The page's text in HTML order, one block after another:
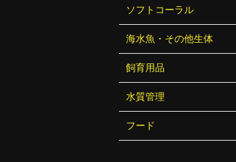
ソフトコーラル
海水魚・その他生体
飼育用品
水質管理
フード